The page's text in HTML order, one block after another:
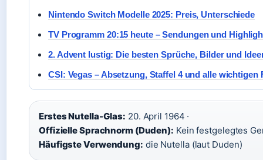
Nintendo Switch Modelle 2025: Preis, Unterschiede
TV Programm 20:15 heute – Sendungen und
2. Advent lustig: Die besten Sprüche, Bilder und
CSI: Vegas – Absetzung, Staffel 4 und alle wichtigen
Erstes Nutella-Glas: 20. April 1964 ·
Offizielle Sprachnorm (Duden): Kein festgelegtes
Häufigste Verwendung: die Nutella (laut Duden)